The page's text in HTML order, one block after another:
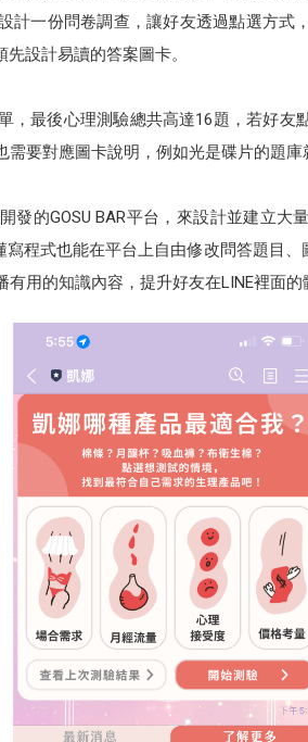
計一份問卷調查，讓好友透過點選方式
設計易讀的答案圖卡。
，最後心理測驗總共高達16題，若好友
要對應圖卡說明，例如光是碟片的題庫
發的GOSU BAR平台，來設計並建立
寫程式也能在平台上自由修改問答題目
用的知識內容，提升好友在LINE裡面的